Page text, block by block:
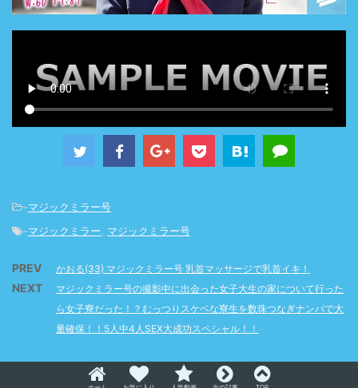
-マジックミラー号
-マジックミラー, マジックミラー号
PREV かおる(33) マジックミラー号 乳首マッサージで乳首イキ！
NEXT
マジックミラー号の撮影中に出会った女子大生の家について行った
ら女子寮だった！？むっつりスケベな寮生を数珠つなぎナンパで大
量確保！！5人中4人SEX大成功スペシャル！！